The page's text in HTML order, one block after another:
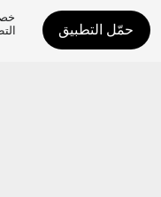
حمّل التطبيق